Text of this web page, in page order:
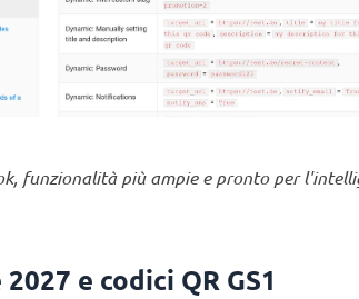
funzionalità più ampie e pronto per
e codici QR GS1